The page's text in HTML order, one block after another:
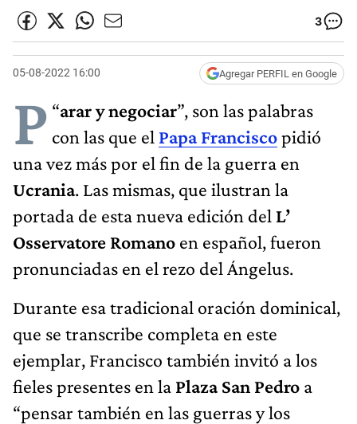
3
05-08-2022 16:00 Agregar PERFIL en Google
“
P arar y negociar”, son las palabras
con las que el Papa Franciscopidió
una vez más por el fin de la guerra en
Ucrania. Las mismas, que ilustran la
portada de esta nueva edición del L’
Osservatore Romano en español, fueron
pronunciadas en el rezo del Ángelus.
Durante esa tradicional oración dominical,
que se transcribe completa en este
ejemplar, Francisco también invitó a los
fieles presentes en la Plaza San Pedro a
“pensar también en las guerras y los